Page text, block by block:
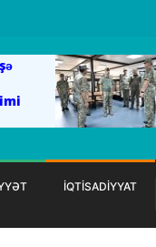
İQTİSADİYYAT